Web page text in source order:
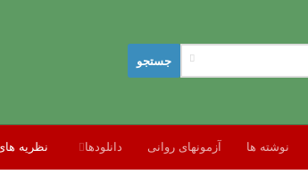
نوشته ها آزمونهای روانی دانلودها نظریه